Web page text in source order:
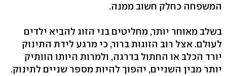
המשפחה כחלק חשוב ממנה.
בשלב מאוחר יותר, מחליטים בני הזוג להביא ילדים
לעולם. אצל רוב הזוגות ברור, כי מרגע לידת התינוק
יורד הכלב או החתול בדרגה, ולמרות היותו הוותיק
יותר מבין השניים, יהפוך להיות מספר שניים לתינוק.